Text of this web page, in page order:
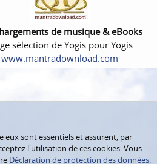
de musique & eBooks
sélection de Yogis pour Yogis
www.mantradownload.com
eux sont essentiels et assurent, par
l'utilisation de ces cookies. Vous
Déclaration de protection des données.